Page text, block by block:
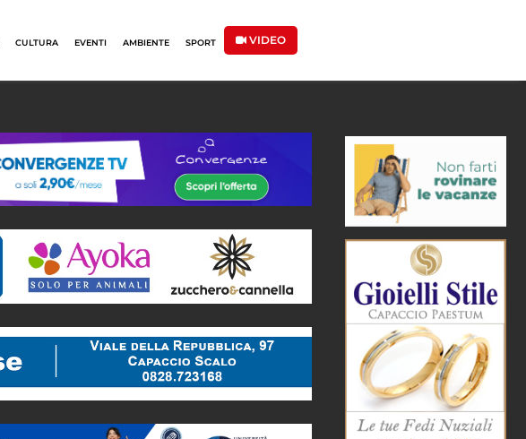
CULTURA EVENTI AMBIENTE SPORT VIDEO